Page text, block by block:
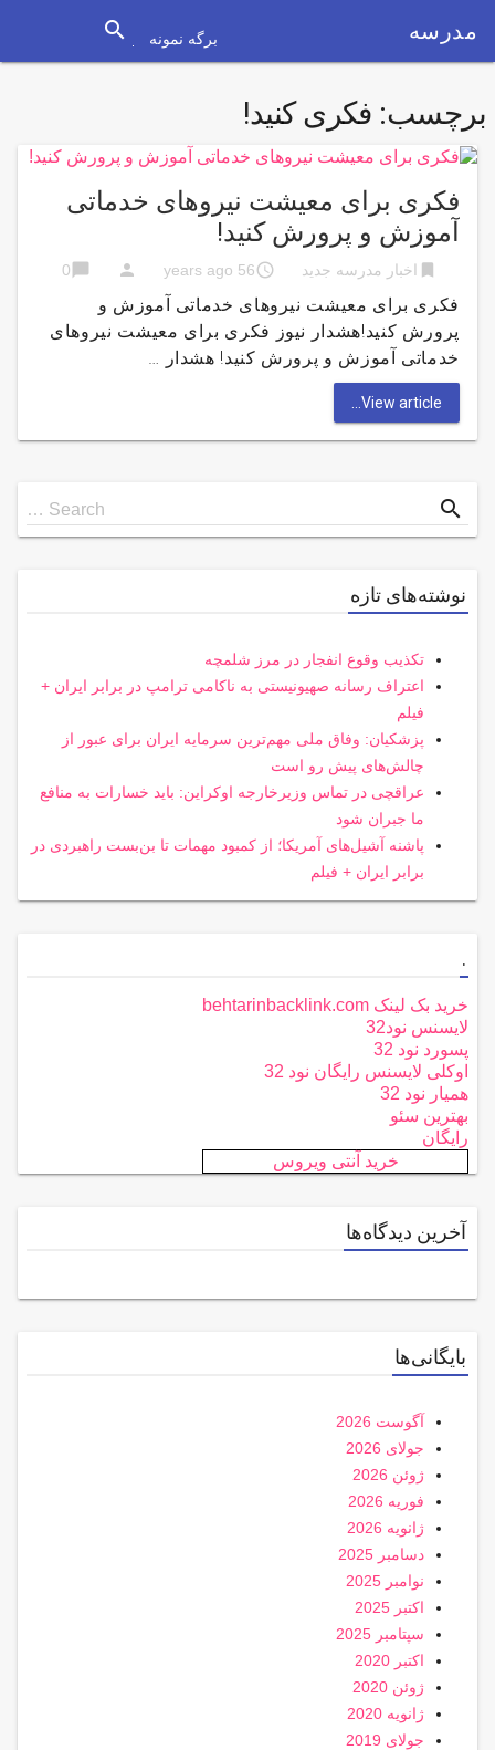
مدرسه برگه نمونه search
برچسب: فکری کنید!
فکری برای معیشت نیروهای خدماتی
آموزش و پرورش کنید!
bookmark اخبار مدرسه جدید access_time
56 years ago
person
chat_bubble
0
فکری برای معیشت نیروهای خدماتی آموزش و
پرورش کنید!هشدار نیوز فکری برای معیشت نیروهای
خدماتی آموزش و پرورش کنید! هشدار …
View article...
Search
for
Search … search
نوشته‌های تازه
تکذیب وقوع انفجار در مرز شلمچه
اعتراف رسانه صهیونیستی به ناکامی ترامپ در برابر ایران +
فیلم
پزشکیان: وفاق ملی مهم‌ترین سرمایه ایران برای عبور از
چالش‌های پیش رو است
عراقچی در تماس وزیرخارجه اوکراین: باید خسارات به منافع
ما جبران شود
پاشنه آشیل‌های آمریکا؛ از کمبود مهمات تا بن‌بست راهبردی در
برابر ایران + فیلم
.
خرید بک لینک behtarinbacklink.com
لایسنس نود32
پسورد نود 32
اوکلی لایسنس رایگان نود 32
همیار نود 32
بهترین سئو
رایگان
خرید آنتی ویروس
آخرین دیدگاه‌ها
بایگانی‌ها
آگوست 2026
جولای 2026
ژوئن 2026
فوریه 2026
ژانویه 2026
دسامبر 2025
نوامبر 2025
اکتبر 2025
سپتامبر 2025
اکتبر 2020
ژوئن 2020
ژانویه 2020
جولای 2019